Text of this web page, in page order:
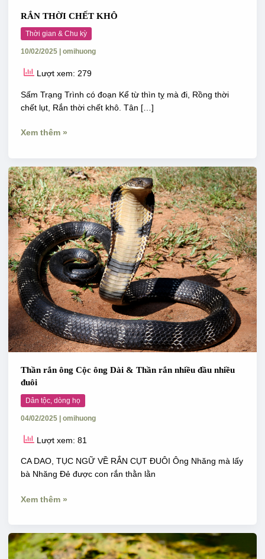
RẮN THỜI CHẾT KHÔ
Thời gian & Chu kỳ
10/02/2025 omihuong
Lượt xem: 279
Sấm Trạng Trình có đoạn Kể từ thìn tỵ mà đi, Rồng thời
chết lụt, Rắn thời chết khô. Tân […]
Xem thêm »
Thần rắn ông Cộc ông Dài & Thần rắn nhiều đầu nhiều
đuôi
Dân tộc, dòng họ
04/02/2025 | omihuong
Lượt xem: 81
CA DAO, TỤC NGỮ VỀ RẮN CỤT ĐUÔI Ông Nhăng mà lấy
bà Nhăng Đẻ được con rắn thằn lằn
Thần
rắn
ông
Cộc
ông
Dài
&
Thần
rắn
nhiều
đầu
nhiều
đuôi
Xem thêm »
VÈ
RẮN